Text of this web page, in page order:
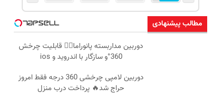
مطالب پیشنهادی
دوربین مداربسته پانوراما👈🏻 قابلیت چرخش
360°و سازگار با اندروید و ios
دوربین لامپی چرخشی 360 درجه فقط امروز
حراج شد🔥 پرداخت درب منزل